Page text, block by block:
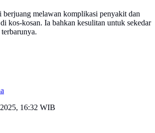
melawan komplikasi penyakit dan
kos-kosan. Ia bahkan kesulitan untuk sekedar
16:32 WIB